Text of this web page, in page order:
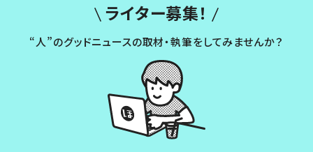
ライター募集！
“人”のグッドニュースの取材・執筆をしてみませんか？